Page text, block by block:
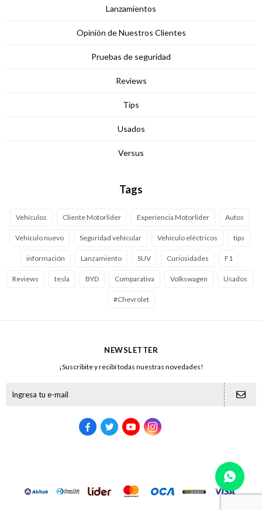
Lanzamientos
Opinión de Nuestros Clientes
Pruebas de seguridad
Reviews
Tips
Usados
Versus
Tags
Vehículos Cliente Motorlider Experiencia Motorlider Autos
Vehículo nuevo Seguridad vehícular Vehículo eléctricos tips
información Lanzamiento SUV Curiosidades F1
Reviews tesla BYD Comparativa Volkswagen Usados
#Chevrolet
NEWSLETTER
¡Suscribite y recibí todas nuestras novedades!
   